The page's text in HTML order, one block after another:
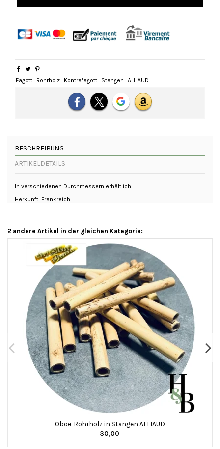
Fagott Rohrholz Kontrafagott Stangen ALLIAUD
BESCHREIBUNG
ARTIKELDETAILS
In verschiedenen Durchmessern erhältlich.
Herkunft: Frankreich.
2 andere Artikel in der gleichen Kategorie:
Oboe-Rohrholz in Stangen ALLIAUD
30,00